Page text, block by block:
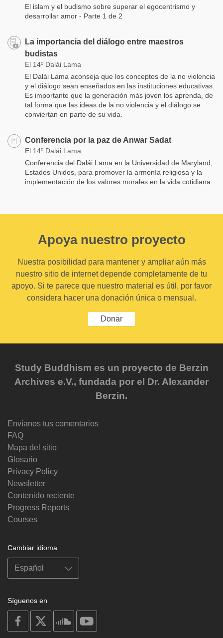
El islam y el budismo sobre superar el egocentrismo y
desarrollar amor - Parte 1 de 2
La importancia del diálogo entre maestros
budistas
El 14º Dalái Lama
El Dalái Lama aconseja que los conceptos de la no violencia
y el diálogo sean enseñados en las instituciones educativas.
Es importante que la generación más joven los aprenda, de
tal forma que las ideas de la no violencia y el diálogo se
conviertan en parte de su vida.
Conferencia por la paz de Anwar Sadat
El 14º Dalái Lama
Conferencia del Dalái Lama en la Universidad de Maryland,
Estados Unidos, para promover la armonía religiosa y la
implementación de los valores morales en la vida cotidiana.
Apoya nuestro proyecto
Nuestra posibilidad para mantener y ampliar aún más
nuestro sitio de internet depende completamente de tu
apoyo. Si te parece que nuestro material es útil, por favor
considera hacer una donación única o mensual.
Donar
Study Buddhism es un proyecto de Berzin
Archives e.V., fundada por el Dr. Alexander
Berzin.
Envíanos tus comentarios
FAQ
Mapa del sitio
Glosario
Privacy Policy
Newsletter
Contenido reciente
Progress Reports
Courses
Cambiar idioma
Síguenos en
on
facebook
soundcloud